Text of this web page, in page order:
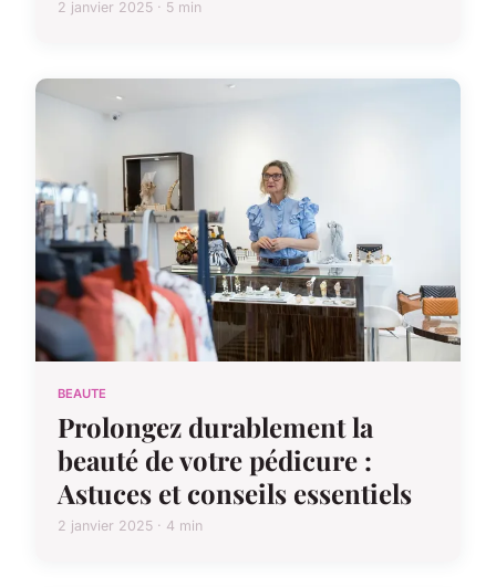
2 janvier 2025 · 5 min
BEAUTE
Prolongez durablement la
beauté de votre pédicure :
Astuces et conseils essentiels
2 janvier 2025 · 4 min